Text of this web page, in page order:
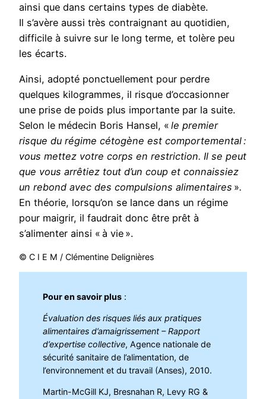
ainsi que dans certains types de diabète.
Il s’avère aussi très contraignant au quotidien,
difficile à suivre sur le long terme, et tolère peu
les écarts.
Ainsi, adopté ponctuellement pour perdre
quelques kilogrammes, il risque d’occasionner
une prise de poids plus importante par la suite.
Selon le médecin Boris Hansel, « le premier
risque du régime cétogène est comportemental :
vous mettez votre corps en restriction. Il se peut
que vous arrêtiez tout d’un coup et connaissiez
un rebond avec des compulsions alimentaires ».
En théorie, lorsqu’on se lance dans un régime
pour maigrir, il faudrait donc être prêt à
s’alimenter ainsi « à vie ».
© C I E M / Clémentine Delignières
Pour en savoir plus :
Évaluation des risques liés aux pratiques
alimentaires d’amaigrissement – Rapport
d’expertise collective, Agence nationale de
sécurité sanitaire de l’alimentation, de
l’environnement et du travail (Anses), 2010.
Martin-McGill KJ, Bresnahan R, Levy RG &